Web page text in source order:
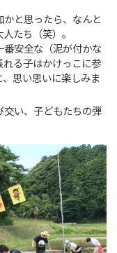
かと思ったら、なんと
たち（笑）。
安全な（泥が付かな
る子はかけっこに参
思い思いに楽しみま
交い、子どもたちの弾